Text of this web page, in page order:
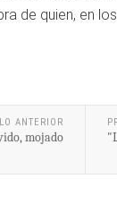
de quien, en
ANTERIOR
mojado